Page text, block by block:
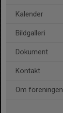
Kalender
Bildgalleri
Dokument
Kontakt
Om föreningen